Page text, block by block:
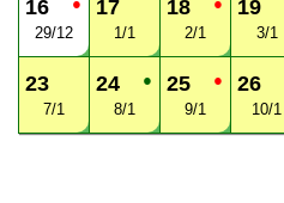
16
29/12
17
1/1
18
2/1
19
3/1
23
7/1
●
24
8/1
●
25
9/1
26
10/1